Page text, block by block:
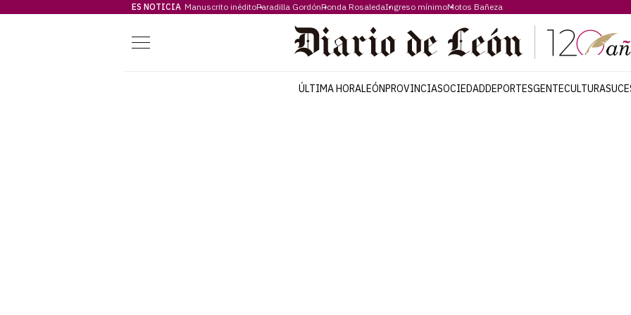
ES NOTICIA Manuscrito inéditoParadilla GordónRonda RosaledaIngreso mínimoMotos Bañeza
Menú
ÚLTIMA HORALEÓNPROVINCIASOCIEDADDEPORTESGENTECULTURA